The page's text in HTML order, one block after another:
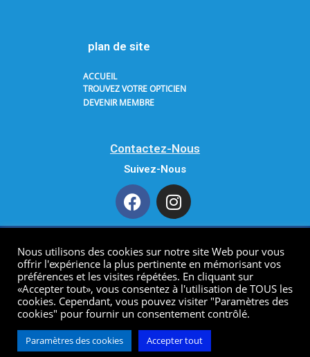
plan de site
ACCUEIL
TROUVEZ VOTRE OPTICIEN
DEVENIR MEMBRE
Contactez-Nous
Suivez-Nous
Copyright 2021 AODF. All Rights Reserved.
Developped byclick-one
Nous utilisons des cookies sur notre site Web pour vous
offrir l'expérience la plus pertinente en mémorisant vos
préférences et les visites répétées. En cliquant sur
«Accepter tout», vous consentez à l'utilisation de TOUS les
cookies. Cependant, vous pouvez visiter "Paramètres des
cookies" pour fournir un consentement contrôlé.
Paramètres des cookies Accepter tout